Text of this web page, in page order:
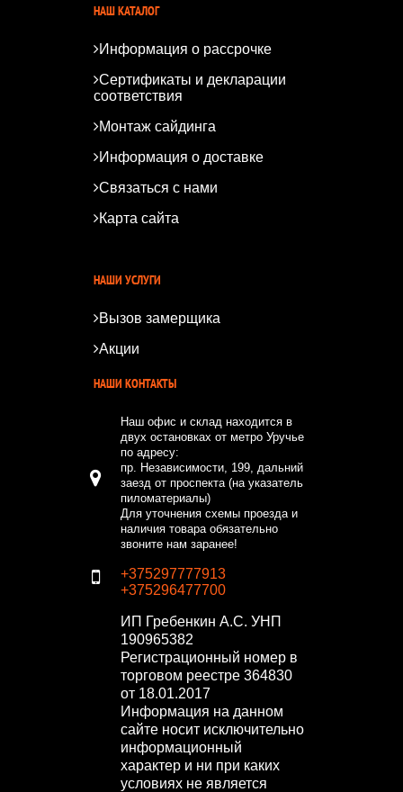
НАШ КАТАЛОГ
Информация о рассрочке
Сертификаты и декларации
соответствия
Монтаж сайдинга
Информация о доставке
Связаться с нами
Карта сайта
НАШИ УСЛУГИ
Вызов замерщика
Акции
НАШИ КОНТАКТЫ
Наш офис и склад находится в
двух остановках от метро Уручье
по адресу:
пр. Независимости, 199, дальний
заезд от проспекта (на указатель
пиломатериалы)
Для уточнения схемы проезда и
наличия товара обязательно
звоните нам заранее!
+375297777913
+375296477700
ИП Гребенкин А.С. УНП
190965382
Регистрационный номер в
торговом реестре 364830
от 18.01.2017
Информация на данном
сайте носит исключительно
информационный
характер и ни при каких
условиях не является